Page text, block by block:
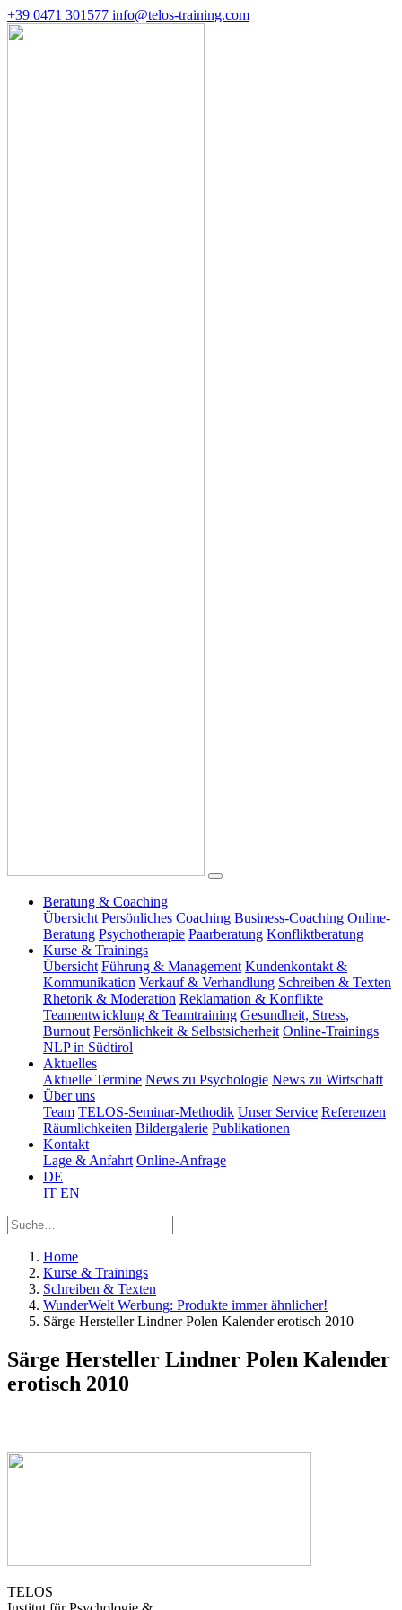
+39 0471 301577 info@telos-training.com
Beratung & Coaching
Übersicht Persönliches Coaching Business-Coaching Online-
Beratung Psychotherapie Paarberatung Konfliktberatung
Kurse & Trainings
Übersicht Führung & Management Kundenkontakt &
Kommunikation Verkauf & Verhandlung Schreiben & Texten
Rhetorik & Moderation Reklamation & Konflikte
Teamentwicklung & Teamtraining Gesundheit, Stress,
Burnout Persönlichkeit & Selbstsicherheit Online-Trainings
NLP in Südtirol
Aktuelles
Aktuelle Termine News zu Psychologie News zu Wirtschaft
Über uns
Team TELOS-Seminar-Methodik Unser Service Referenzen
Räumlichkeiten Bildergalerie Publikationen
Kontakt
Lage & Anfahrt Online-Anfrage
DE
IT EN
Home
Kurse & Trainings
Schreiben & Texten
WunderWelt Werbung: Produkte immer ähnlicher!
Särge Hersteller Lindner Polen Kalender erotisch 2010
Särge Hersteller Lindner Polen Kalender
erotisch 2010
TELOS